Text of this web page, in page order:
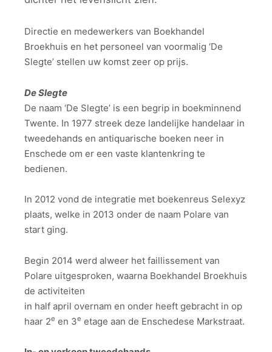
Directie en medewerkers van Boekhandel
Broekhuis en het personeel van voormalig ‘De
Slegte’ stellen uw komst zeer op prijs.
De Slegte
De naam ‘De Slegte’ is een begrip in boekminnend
Twente. In 1977 streek deze landelijke handelaar in
tweedehands en antiquarische boeken neer in
Enschede om er een vaste klantenkring te
bedienen.
In 2012 vond de integratie met boekenreus Selexyz
plaats, welke in 2013 onder de naam Polare van
start ging.
Begin 2014 werd alweer het faillissement van
Polare uitgesproken, waarna Boekhandel Broekhuis
de activiteiten
in half april overnam en onder heeft gebracht in op
haar 2e en 3e etage aan de Enschedese Markstraat.